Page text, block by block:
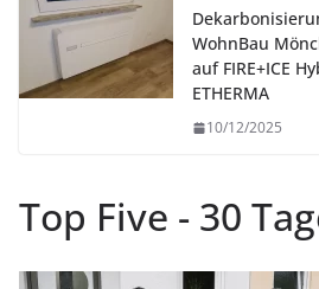
WohnBau
auf FIRE+ICE
ETHERMA
10/12/2025
Top Five - 30